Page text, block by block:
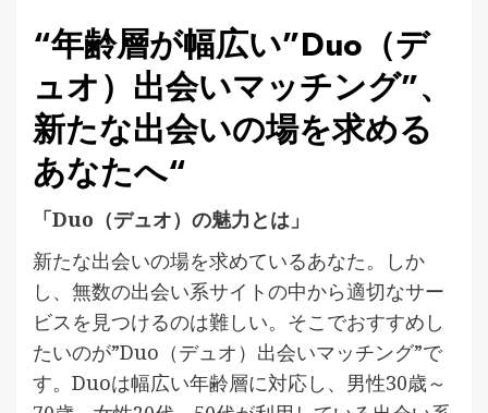
“年齢層が幅広い”Duo（デ
ュオ）出会いマッチング”、
新たな出会いの場を求める
あなたへ“
「Duo（デュオ）の魅力とは」
新たな出会いの場を求めているあなた。しか
し、無数の出会い系サイトの中から適切なサー
ビスを見つけるのは難しい。そこでおすすめし
たいのが”Duo（デュオ）出会いマッチング”で
す。Duoは幅広い年齢層に対応し、男性30歳～